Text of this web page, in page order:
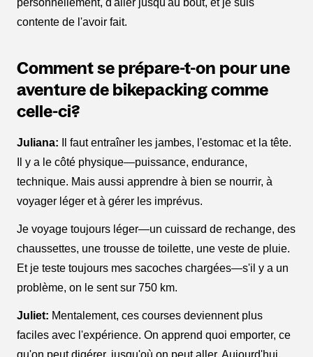
personnellement, d'aller jusqu'au bout, et je suis
contente de l'avoir fait.
Comment se prépare-t-on pour une
aventure de bikepacking comme
celle-ci?
Juliana: Il faut entraîner les jambes, l'estomac et la tête.
Il y a le côté physique—puissance, endurance,
technique. Mais aussi apprendre à bien se nourrir, à
voyager léger et à gérer les imprévus.
Je voyage toujours léger—un cuissard de rechange, des
chaussettes, une trousse de toilette, une veste de pluie.
Et je teste toujours mes sacoches chargées—s'il y a un
problème, on le sent sur 750 km.
Juliet: Mentalement, ces courses deviennent plus
faciles avec l'expérience. On apprend quoi emporter, ce